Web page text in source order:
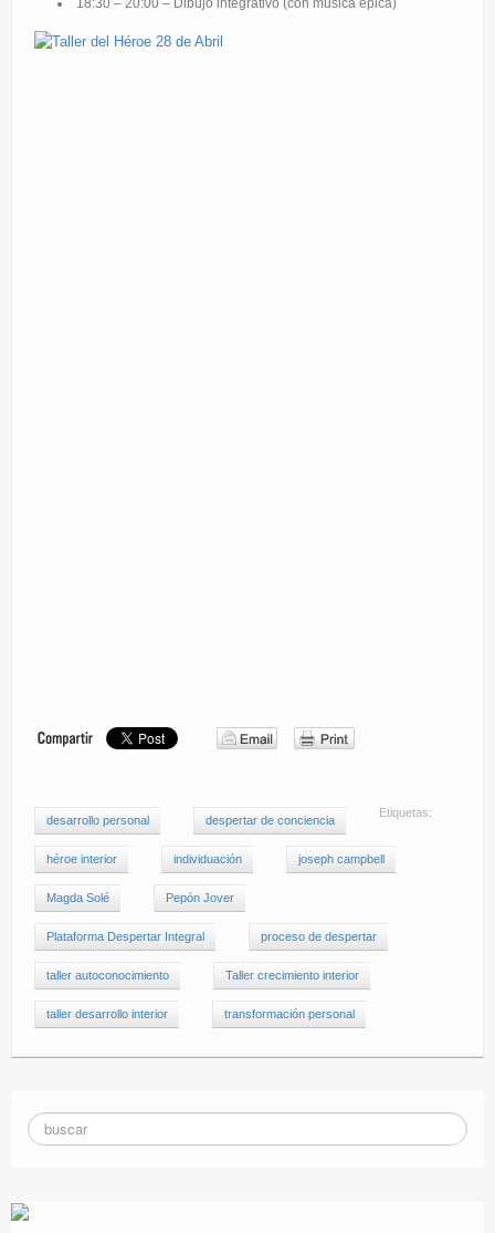
Etiquetas:
desarrollo personal despertar de conciencia
héroe interior individuación joseph campbell
Magda Solé Pepón Jover
Plataforma Despertar Integral proceso de despertar
taller autoconocimiento Taller crecimiento interior
taller desarrollo interior transformación personal